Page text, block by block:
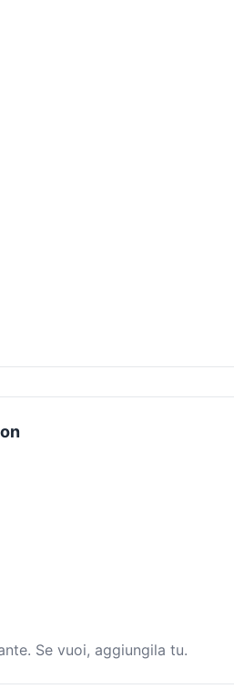
Se vuoi, aggiungila tu.